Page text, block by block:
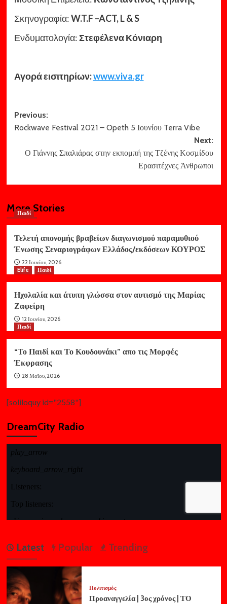
Σκηνογραφία:W.T.F –ACT,L&S
Ενδυματολογία:Στεφέλενα Κόνιαρη
Αγορά εισιτηρίων:www.viva.gr
Post
navigation
Previous:
Rockwave Festival 2021 – Opeth 5 Ιουνίου Terra Vibe
Next:
Ο Γιάννης Σπαλιάρας στην εκπομπή της Τζένης Κοσμίδου
Ερασιτέχνες Άνθρωποι
More Stories
Παιδί
Τελετή απονομής βραβείων διαγωνισμού παραμυθιού
Ένωσης Σεναριογράφων Ελλάδος/εκδόσεων ΚΟΥΡΟΣ
22 Ιουνίου, 2026
Elife
Παιδί
Ηχολαλία και άτυπη γλώσσα στον αυτισμό της Μαρίας
Ζαφείρη
12 Ιουνίου, 2026
Παιδί
“Το Παιδί και Το Κουδουνάκι” απο τις Μορφές
Έκφρασης
28 Μαΐου, 2026
[soliloquy id="2558"]
DreamCity Radio
Latest Popular Trending
Πολιτισμός
Προαναγγελία | 3ος χρόνος | ΤΟ